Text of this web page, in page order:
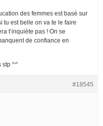
des femmes est basé sur
tu est belle on va te le faire
t’inquiète pas ! On se
de confiance en
stp ^^
#18545